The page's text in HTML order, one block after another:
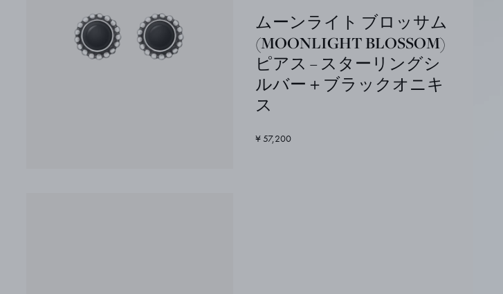
ムーンライト ブロッサム
(MOONLIGHT BLOSSOM)
ピアス – スターリングシ
ルバー＋ブラックオニキ
ス
¥ 57,200